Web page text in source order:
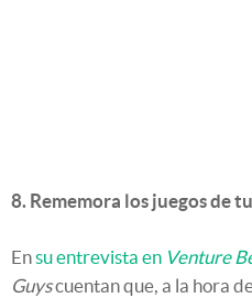
8. Rememora los juegos de
Ensu entrevista en Venture
Guyscuentan que, a la hora